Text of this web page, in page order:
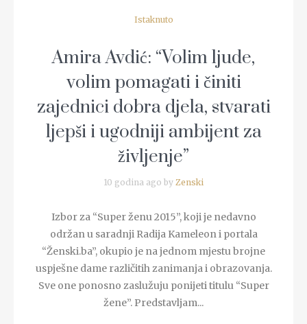
Istaknuto
Amira Avdić: “Volim ljude,
volim pomagati i činiti
zajednici dobra djela, stvarati
ljepši i ugodniji ambijent za
življenje”
10 godina ago by Zenski
Izbor za “Super ženu 2015”, koji je nedavno
održan u saradnji Radija Kameleon i portala
“Ženski.ba”, okupio je na jednom mjestu brojne
uspješne dame različitih zanimanja i obrazovanja.
Sve one ponosno zaslužuju ponijeti titulu “Super
žene”. Predstavljam...